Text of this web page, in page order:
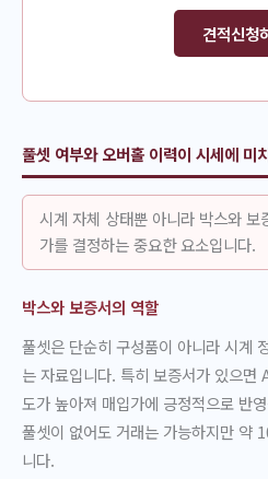
견적신청
풀셋 여부와 오버홀 이력이 시세에 미
시계 자체 상태뿐 아니라 박스와 보
가를 결정하는 중요한 요소입니다.
박스와 보증서의 역할
풀셋은 단순히 구성품이 아니라 시계
는 자료입니다. 특히 보증서가 있으면
도가 높아져 매입가에 긍정적으로 반
풀셋이 없어도 거래는 가능하지만 약
니다.